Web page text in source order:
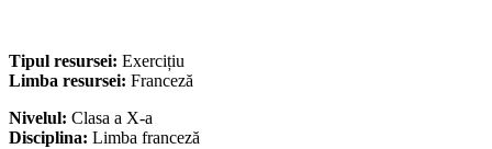
Tipul resursei: Exercițiu
Limba resursei: Franceză
Nivelul: Clasa a X-a
Disciplina: Limba franceză